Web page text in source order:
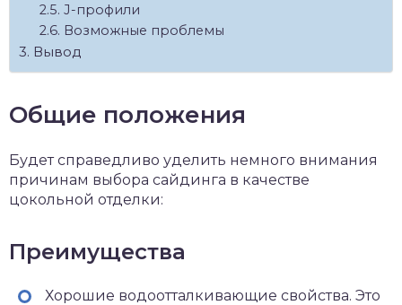
J-профили
Возможные проблемы
Вывод
Общие положения
Будет справедливо уделить немного внимания
причинам выбора сайдинга в качестве
цокольной отделки:
Преимущества
Хорошие водоотталкивающие свойства. Это